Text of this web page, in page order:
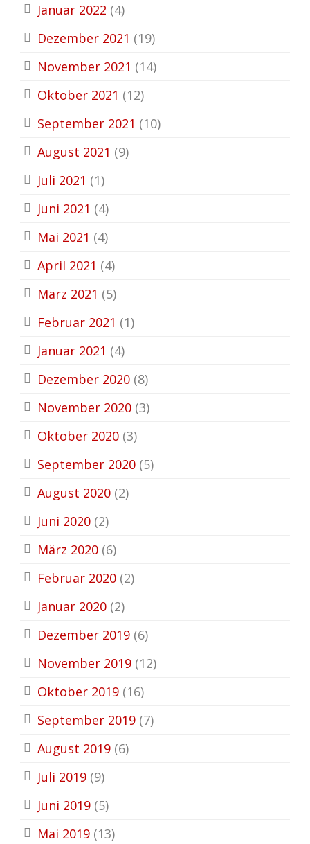
Januar 2022 (4)
Dezember 2021 (19)
November 2021 (14)
Oktober 2021 (12)
September 2021 (10)
August 2021 (9)
Juli 2021 (1)
Juni 2021 (4)
Mai 2021 (4)
April 2021 (4)
März 2021 (5)
Februar 2021 (1)
Januar 2021 (4)
Dezember 2020 (8)
November 2020 (3)
Oktober 2020 (3)
September 2020 (5)
August 2020 (2)
Juni 2020 (2)
März 2020 (6)
Februar 2020 (2)
Januar 2020 (2)
Dezember 2019 (6)
November 2019 (12)
Oktober 2019 (16)
September 2019 (7)
August 2019 (6)
Juli 2019 (9)
Juni 2019 (5)
Mai 2019 (13)